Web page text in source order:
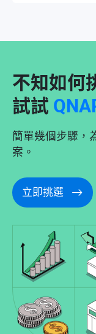
不知如何
試試
簡單幾個步驟，
案。
立即挑選